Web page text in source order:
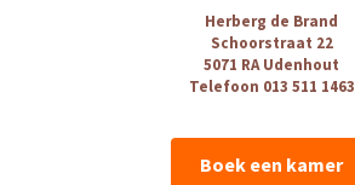
Herberg de Brand
Schoorstraat 22
5071 RA Udenhout
Telefoon 013 511 1463
Boek een kamer